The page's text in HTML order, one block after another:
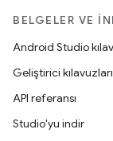
BELGELER VE
Android Studio
Geliştirici kılavuzları
API referansı
Studio'yu indir